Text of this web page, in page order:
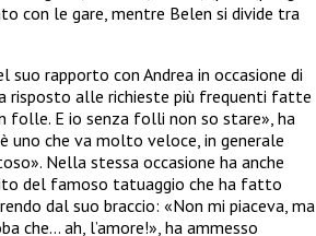
con le gare, mentre Belen si divide tra
rapporto con Andrea in occasione di
risposto alle richieste più frequenti fatte
folle. E io senza folli non so stare», ha
uno che va molto veloce, in generale
Nella stessa occasione ha anche
del famoso tatuaggio che ha fatto
dal suo braccio: «Non mi piaceva, ma
che… ah, l’amore!», ha ammesso